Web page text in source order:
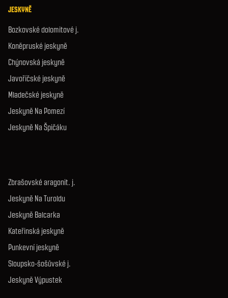
JESKYNĚ
Bozkovské dolomitové j.
Koněpruské jeskyně
Chýnovská jeskyně
Javoříčské jeskyně
Mladečské jeskyně
Jeskyně Na Pomezí
Jeskyně Na Špičáku
Zbrašovské aragonit. j.
Jeskyně Na Turoldu
Jeskyně Balcarka
Kateřinská jeskyně
Punkevní jeskyně
Sloupsko-šošůvské j.
Jeskyně Výpustek